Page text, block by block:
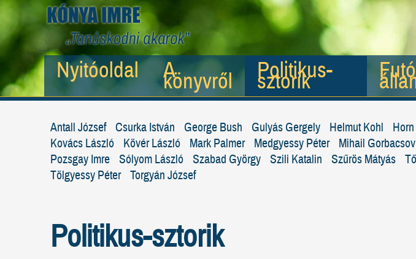
Nyitóoldal A
könyvről Politikus-
sztorik
Antall József Csurka István George Bush Gulyás Gergely Helmut Kohl
Kovács László
Kövér László Mark Palmer Medgyessy Péter Mihail Gorbacsov
Pozsgay Imre Sólyom László Szabad György Szili Katalin Szűrös Mátyás
Tölgyessy Péter Torgyán József
Politikus-sztorik